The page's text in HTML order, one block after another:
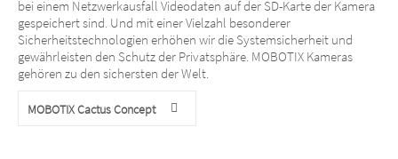
bei einem Netzwerkausfall Videodaten auf der SD-Karte der Kamera
gespeichert sind. Und mit einer Vielzahl besonderer
Sicherheitstechnologien erhöhen wir die Systemsicherheit und
gewährleisten den Schutz der Privatsphäre. MOBOTIX Kameras
gehören zu den sichersten der Welt.
MOBOTIX Cactus Concept